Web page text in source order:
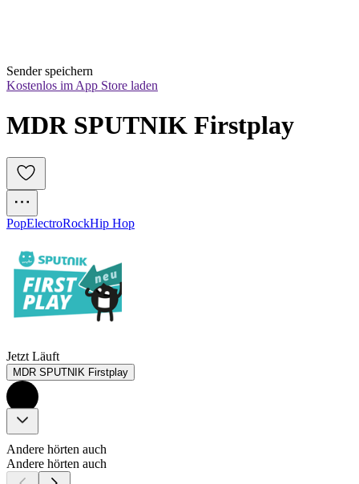
Sender speichern
Kostenlos im App Store laden
MDR SPUTNIK Firstplay
PopElectroRockHip Hop
Jetzt Läuft
MDR SPUTNIK Firstplay
Andere hörten auch
Andere hörten auch